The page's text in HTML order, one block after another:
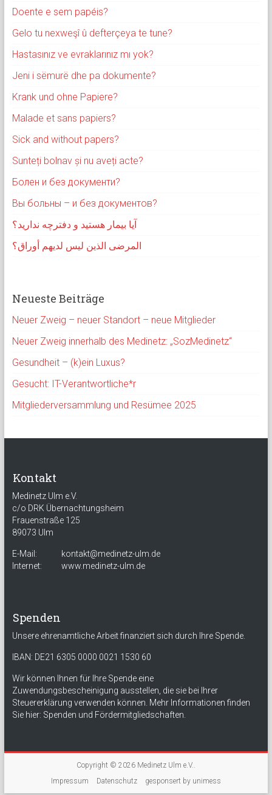
Doente e sem papéis?
Gelo tu nexweşî û defterçeya te tune?
Hastasınız ve evraklarınız mı yok?
Jeni i sëmurë dhe pa dokumente?
Krank und ohne Papiere?
Malade et sans papiers?
Sick and without papers?
Sunteți bolnav și nu aveți acte?
Болен и без документи?
Вы больны – и без документов?
آیا بیمار هستید و دفترچه ندارید؟
المرضى الذين ليس لديهم أوراق؟
Neueste Beiträge
Neuer Zweig – neuer Standort – neue Mitglieder
Neuer Zweig innerhalb des Medinetz: „SozMedinetz“
Gesundheit – (k)ein Luxus?
Gesucht: IT-Verantwortliche*r
Mitgliederversammlung und Resümee 2025
Kontakt
Medinetz Ulm e.V.
c/o DRK Übernachtungsheim
Frauenstraße 125
89073 Ulm
E-Mail:
kontakt@medinetz-ulm.de
Internet:
www.medinetz-ulm.de
Spenden
Unsere ehrenamtliche Arbeit finanziert sich durch Ihre Spende.
IBAN: DE21 6305 0000 0021 1530 60
Wir können Ihnen für Ihre Spende eine
Zuwendungsbescheinigung ausstellen, die sie bei Ihrer
Steuererklärung verwenden können. Mehr Informationen finden
Sie hier: Spenden und Fördermitgliedschaften.
Copyright © 2026 Medinetz Ulm e.V..
Impressum
Datenschutz gesponsert by unimess